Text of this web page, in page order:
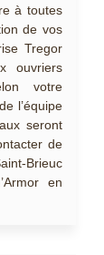
à toutes
de vos
Tregor
ouvriers
votre
l’équipe
seront
de
Brieuc
en